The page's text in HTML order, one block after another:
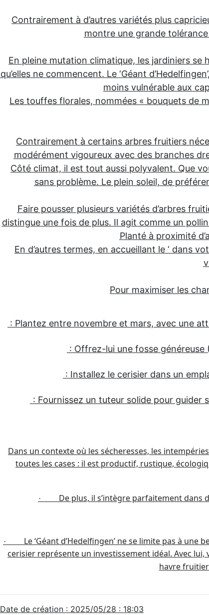
Contrairement à d’autres variétés plus
montre une grande
En pleine mutation climatique, les jardiniers se
qu’elles ne commencent. Le ‘Géant
moins vulnérable aux
Les touffes florales, nommées « bouquets de
Contrairement à certains arbres fruitiers
modérément vigoureux avec des branches
Côté climat, il est tout aussi polyvalent. Que
sans problème. Le plein soleil, de
Faire pousser plusieurs variétés d’arbres
distingue une fois de plus. Il agit comme un
Planté à proximité
En d’autres termes, en accueillant le ‘ dans
Pour maximiser les
: Plantez entre novembre et mars, avec une
: Offrez-lui une fosse
: Installez le cerisier dans un
: Fournissez un tuteur solide pour guider
Dans un contexte où les sécheresses, les
toutes les cases : il est productif, rustique,
·
De plus, il s’intègre parfaitement dans
· Le ‘Géant d’Hedelfingen’ne se limite pas à une
cerisier représente un investissement idéal. Avec
havre
Date de création : 2025/05/28 : 18:03